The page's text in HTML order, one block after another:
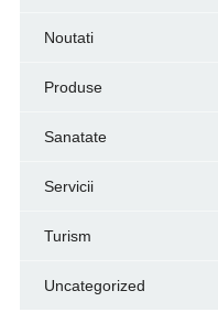
Noutati
Produse
Sanatate
Servicii
Turism
Uncategorized